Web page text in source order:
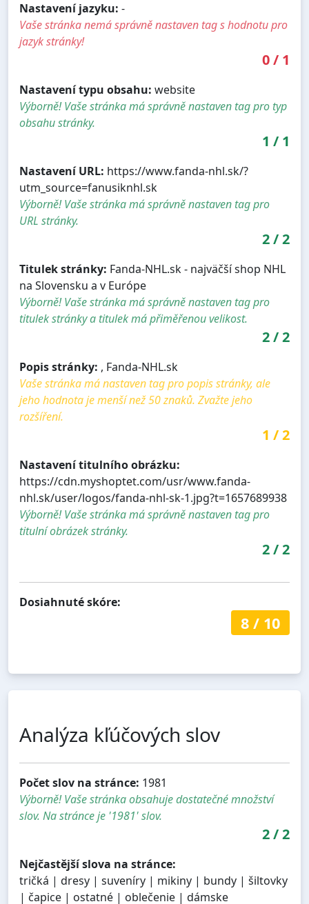
Nastavení jazyku: -
Vaše stránka nemá správně nastaven tag s hodnotu pro
jazyk stránky!
0/ 1
Nastavení typu obsahu: website
Výborně! Vaše stránka má správně nastaven tag pro typ
obsahu stránky.
1 / 1
Nastavení URL: https://www.fanda-nhl.sk/?
utm_source=fanusiknhl.sk
Výborně! Vaše stránka má správně nastaven tag pro
URL stránky.
2/2
Titulek stránky: Fanda-NHL.sk - najväčší shop NHL
na Slovensku a v Európe
Výborně! Vaše stránka má správně nastaven tag pro
titulek stránky a titulek má přiměřenou velikost.
2/2
Popis stránky: , Fanda-NHL.sk
Vaše stránka má nastaven tag pro popis stránky, ale
jeho hodnota je menší než 50 znaků. Zvažte jeho
rozšíření.
1 /2
Nastavení titulního obrázku:
https://cdn.myshoptet.com/usr/www.fanda-
nhl.sk/user/logos/fanda-nhl-sk-1.jpg?t=1657689938
Výborně! Vaše stránka má správně nastaven tag pro
titulní obrázek stránky.
2/2
Dosiahnuté skóre:
8/ 10
Analýza kľúčových slov
Počet slov na stránce: 1981
Výborně! Vaše stránka obsahuje dostatečné množství
slov. Na stránce je '1981' slov.
2/2
Nejčastější slova na stránce:
tričká | dresy | suveníry | mikiny | bundy | šiltovky
| čapice | ostatné | oblečenie | dámske